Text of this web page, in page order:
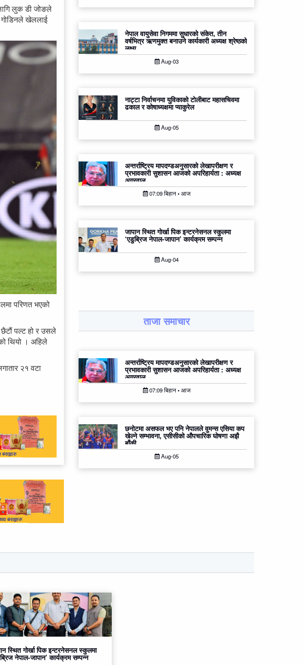
लुक डी जोङले
गोडिनले खेललाई
परिणत भएको
पल्ट हो र उसले
थियो । अहिले
२१ वटा
नेपाल वायुसेवा निगममा सुधारको संकेत, तीन
वर्षभित्र ऋणमुक्त बनाउने कार्यकारी अध्यक्ष श्रेष्ठको
लक्ष्य
Aug-03
नाट्टा निर्वाचनमा युविकाको टोलीबाट महासचिवमा
ढकाल र कोषाध्यक्षमा प्याकुरेल
Aug-05
अन्तर्राष्ट्रिय मापदण्डअनुसारको लेखापरीक्षण र
प्रभावकारी सुशासन आजको अपरिहार्यता : अध्यक्ष
अग्रवाल
07:09 बिहान • आज
जापान स्थित गोर्खा पिक इन्टरनेसनल स्कुलमा
‘एडुब्रिज नेपाल-जापान’ कार्यक्रम सम्पन्न
Aug-04
ताजा समाचार
अन्तर्राष्ट्रिय मापदण्डअनुसारको लेखापरीक्षण र
प्रभावकारी सुशासन आजको अपरिहार्यता : अध्यक्ष
अग्रवाल
07:09 बिहान • आज
छनोटमा असफल भए पनि नेपालले वुमन्स एसिया कप
खेल्ने सम्भावना, एसीसीको औपचारिक घोषणा अझै
बाँकी
Aug-05
स्थित गोर्खा पिक इन्टरनेसनल स्कुलमा
नेपाल-जापान’ कार्यक्रम सम्पन्न